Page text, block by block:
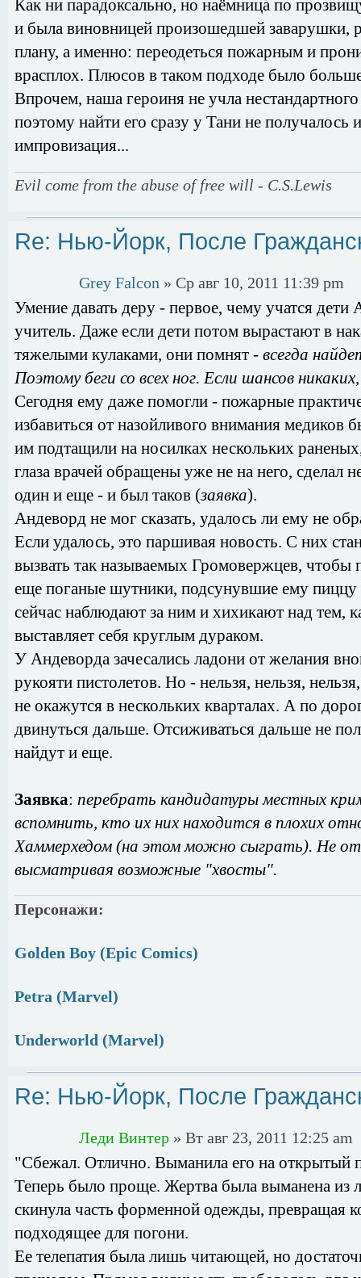
Как ни парадоксально, но наёмница по
и была виновницей произошедшей заварушки,
плану, а именно: переодеться пожарным и
врасплох. Плюсов в таком подходе было
Впрочем, наша героиня не учла
поэтому найти его сразу у Тани не получалось
импровизация...
Evil come from the abuse of free will - C.S.Lewis
Re: Нью-Йорк, После
Grey Falcon » Ср авг 10, 2011 11:39 pm
Умение давать деру - первое, чему учатся
учитель. Даже если дети потом вырастают в
тяжелыми кулаками, они помнят - всегда
Поэтому беги со всех ног. Если шансов
Сегодня ему даже помогли - пожарные
избавиться от назойливого внимания медиков
им подтащили на носилках нескольких
глаза врачей обращены уже не на него, сделал
один и еще - и был таков (заявка).
Андеворд не мог сказать, удалось ли ему не
Если удалось, это паршивая новость. С них
вызвать так называемых Громовержцев, чтобы
еще поганые шутники, подсунувшие ему
сейчас наблюдают за ним и хихикают над
выставляет себя круглым дураком.
У Андеворда зачесались ладони от желания
рукояти пистолетов. Но - нельзя, нельзя,
не окажутся в нескольких кварталах. А по
двинуться дальше. Отсиживаться дальше не
найдут и еще.
Заявка: перебрать кандидатуры местных
вспомнить, кто их них находится в плохих
Хаммерхедом (на этом можно сыграть). Не
высматривая возможные "хвосты".
Персонажи:
Golden Boy (Epic Comics)
Petra (Marvel)
Underworld (Marvel)
Re: Нью-Йорк, После
Леди Винтер » Вт авг 23, 2011 12:25 am
"Сбежал. Отлично. Выманила его на открытый
Теперь было проще. Жертва была выманена из
скинула часть форменной одежды, превращая
подходящее для погони.
Ее телепатия была лишь читающей, но